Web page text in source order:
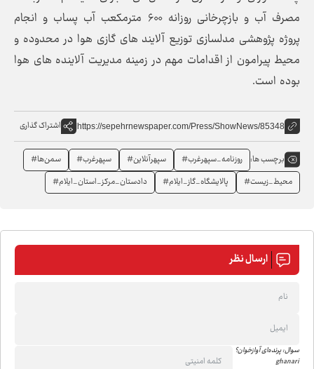
مصرف آب و بازچرخانی روزانه ۶۰۰ مترمکعب آب پساب و انجام
پروژه پژوهشی مدلسازی توزیع آلایند های گازی هوا در محدوده و
محیط پیرامون از اقدامات مهم در زمینه مدیریت آلاینده های هوا
بوده است.
https://sepehrnewspaper.com/Press/ShowNews/85348 اشتراک گذاری
برچسب ها: روزنامه_سپهرغرب# سپهرآنلاین# سپهرغرب#
سمن‌ها#
محیط_زیست#
پالایشگاه_گاز_ایلام# دادستان_مرکز_استان_ایلام#
ارسال نظر
سوال: پرنده‌ای آوازخوان؟
ghanari